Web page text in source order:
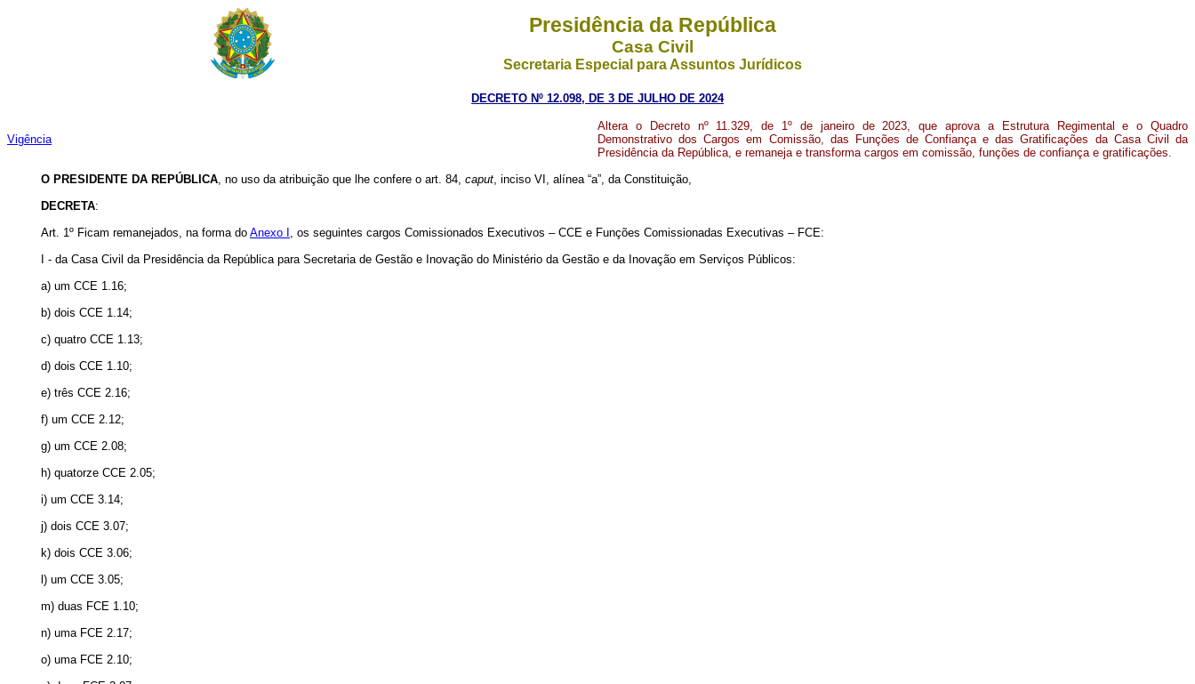
Presidência da República
Casa Civil
Secretaria Especial para Assuntos Jurídicos
DECRETO Nº 12.098, DE 3 DE JULHO DE 2024
Vigência
Altera o Decreto nº 11.329, de 1º de janeiro de 2023, que aprova a Estrutura Regimental e o Quadro
Demonstrativo dos Cargos em Comissão, das Funções de Confiança e das Gratificações da Casa Civil da
Presidência da República, e remaneja e transforma cargos em comissão, funções de confiança e gratificações.
O PRESIDENTE DA REPÚBLICA, no uso da atribuição que lhe confere o art. 84, caput, inciso VI, alínea “a”, da Constituição,
DECRETA:
Art. 1º Ficam remanejados, na forma do Anexo I , os seguintes cargos Comissionados Executivos – CCE e Funções Comissionadas Executivas – FCE:
I - da Casa Civil da Presidência da República para Secretaria de Gestão e Inovação do Ministério da Gestão e da Inovação em Serviços Públicos:
a) um CCE 1.16;
b) dois CCE 1.14;
c) quatro CCE 1.13;
d) dois CCE 1.10;
e) três CCE 2.16;
f) um CCE 2.12;
g) um CCE 2.08;
h) quatorze CCE 2.05;
i) um CCE 3.14;
j) dois CCE 3.07;
k) dois CCE 3.06;
l) um CCE 3.05;
m) duas FCE 1.10;
n) uma FCE 2.17;
o) uma FCE 2.10;